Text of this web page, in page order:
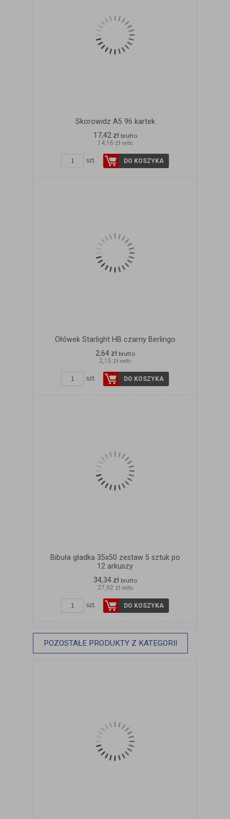
Skorowidz A5 96 kartek
17,42 zł brutto
14,16 zł netto
szt. DO KOSZYKA
Ołówek Starlight HB czarny Berlingo
2,64 zł brutto
2,15 zł netto
szt. DO KOSZYKA
Bibuła gładka 35x50 zestaw 5 sztuk po
12 arkuszy
34,34 zł brutto
27,92 zł netto
szt. DO KOSZYKA
POZOSTAŁE PRODUKTY Z KATEGORII